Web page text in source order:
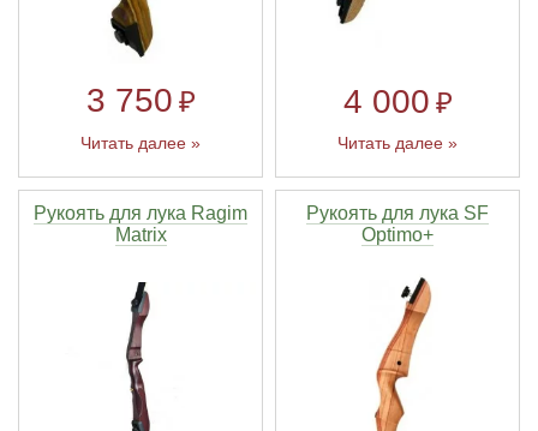
3 750 ₽
Читать далее »
4 000 ₽
Читать далее »
Рукоять для лука Ragim
Matrix
Рукоять для лука SF
Optimo+